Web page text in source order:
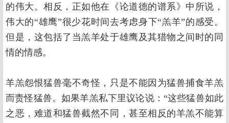
的伟大。相反，正如他在《论道德的谱系》中所说，
伟大的“雄鹰”很少花时间去考虑身下“羔羊”的感受。
但是，这包括了当羔羊处于雄鹰及其猎物之间时的同
情的情感。
羊羔怨恨猛兽毫不奇怪，只是不能因为猛兽捕食羊羔
而责怪猛兽。如果羊羔私下里议论说：“这些猛兽如此
之恶，难道和猛兽截然不同，甚至相反的羊羔不能算